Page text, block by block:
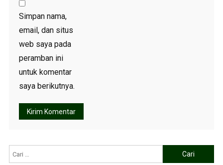
Simpan nama,
email, dan situs
web saya pada
peramban ini
untuk komentar
saya berikutnya.